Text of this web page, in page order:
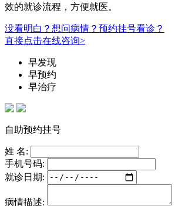
效的就诊流程，方便就医。
没看明白？想问病情？预约挂号看诊？
直接点击在线咨询>
早发现
早预约
早治疗
自助预约挂号
姓 名:
手机号码:
就诊日期:
病情描述: